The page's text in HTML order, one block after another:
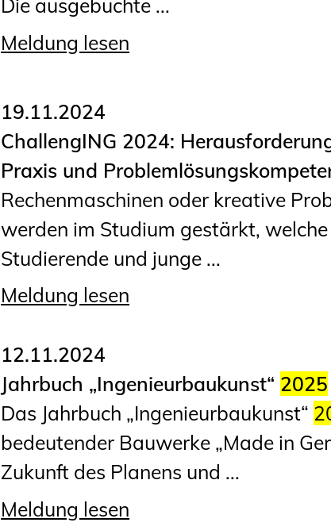
Die ausgebuchte ...
Meldung lesen
19.11.2024
ChallengING 2024:
Praxis und
Rechenmaschinen oder kreative
werden im Studium gestärkt,
Studierende und junge ...
Meldung lesen
12.11.2024
Jahrbuch „Ingenieurbaukunst“ 2025
Das Jahrbuch „Ingenieurbaukunst“
bedeutender Bauwerke „Made in
Zukunft des Planens und ...
Meldung lesen